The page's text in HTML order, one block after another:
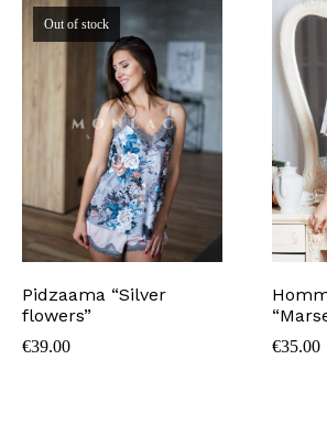
Out of stock
Pidzaama “Silver
flowers”
€39.00 €35.00